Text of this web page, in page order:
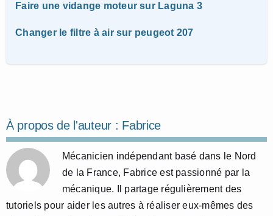
Faire une vidange moteur sur Laguna 3
Changer le filtre à air sur peugeot 207
À propos de l'auteur : Fabrice
Mécanicien indépendant basé dans le Nord
de la France, Fabrice est passionné par la
mécanique. Il partage régulièrement des
tutoriels pour aider les autres à réaliser eux-mêmes des